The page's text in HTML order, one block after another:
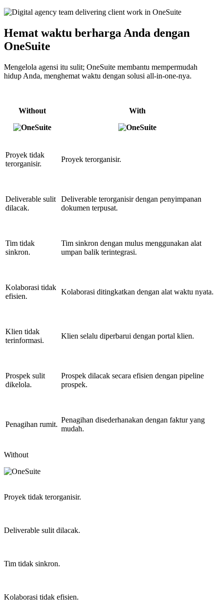
Hemat waktu berharga Anda dengan
OneSuite
Mengelola agensi itu sulit; OneSuite membantu mempermudah
hidup Anda, menghemat waktu dengan solusi all-in-one-nya.
Without With
Proyek tidak
terorganisir.
Proyek terorganisir.
Deliverable sulit
dilacak.
Deliverable terorganisir dengan penyimpanan
dokumen terpusat.
Tim tidak
sinkron.
Tim sinkron dengan mulus menggunakan alat
umpan balik terintegrasi.
Kolaborasi tidak
efisien.
Kolaborasi ditingkatkan dengan alat waktu nyata.
Klien tidak
terinformasi.
Klien selalu diperbarui dengan portal klien.
Prospek sulit
dikelola.
Prospek dilacak secara efisien dengan pipeline
prospek.
Penagihan rumit.
Penagihan disederhanakan dengan faktur yang
mudah.
Without
Proyek tidak terorganisir.
Deliverable sulit dilacak.
Tim tidak sinkron.
Kolaborasi tidak efisien.